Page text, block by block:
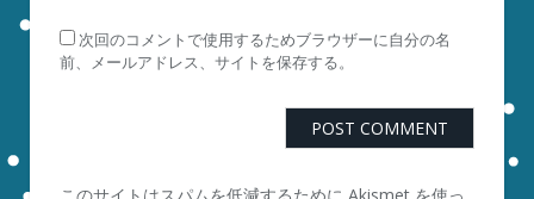
次回のコメントで使用するためブラウザーに自分の名
前、メールアドレス、サイトを保存する。